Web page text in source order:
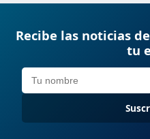
Recibe las noticias
tu